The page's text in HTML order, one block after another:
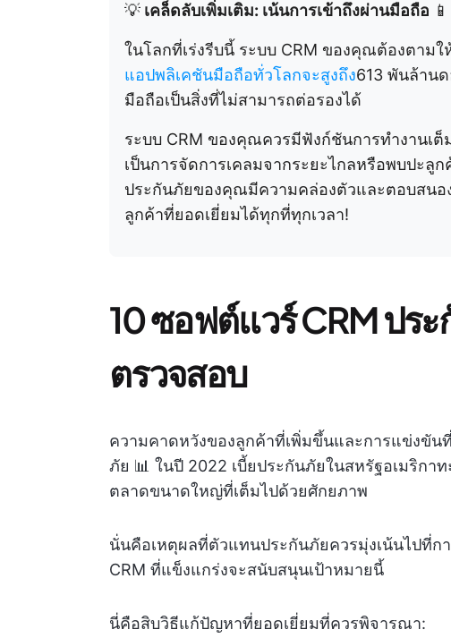
💡 เคล็ดลับเพิ่มเติม: เน้นการเข้าถึงผ่านมือถือ 📱
ในโลกที่เร่งรีบนี้ ระบบ CRM ของคุณต้องตาม
แอปพลิเคชันมือถือทั่วโลกจะสูงถึง613 พันล้าน
มือถือเป็นสิ่งที่ไม่สามารถต่อรองได้
ระบบ CRM ของคุณควรมีฟังก์ชันการทำงานเ
เป็นการจัดการเคลมจากระยะไกลหรือพบปะ
ประกันภัยของคุณมีความคล่องตัวและตอบสนอ
ลูกค้าที่ยอดเยี่ยมได้ทุกที่ทุกเวลา!
10 ซอฟต์แวร์ CRM ปร
ตรวจสอบ
ความคาดหวังของลูกค้าที่เพิ่มขึ้นและการแข่งขัน
ภัย 📊 ในปี 2022 เบี้ยประกันภัยในสหรัฐอเมริกาท
ตลาดขนาดใหญ่ที่เต็มไปด้วยศักยภาพ
นั่นคือเหตุผลที่ตัวแทนประกันภัยควรมุ่งเน้นไปที่ก
CRM ที่แข็งแกร่งจะสนับสนุนเป้าหมายนี้
นี่คือสิบวิธีแก้ปัญหาที่ยอดเยี่ยมที่ควรพิจารณา: